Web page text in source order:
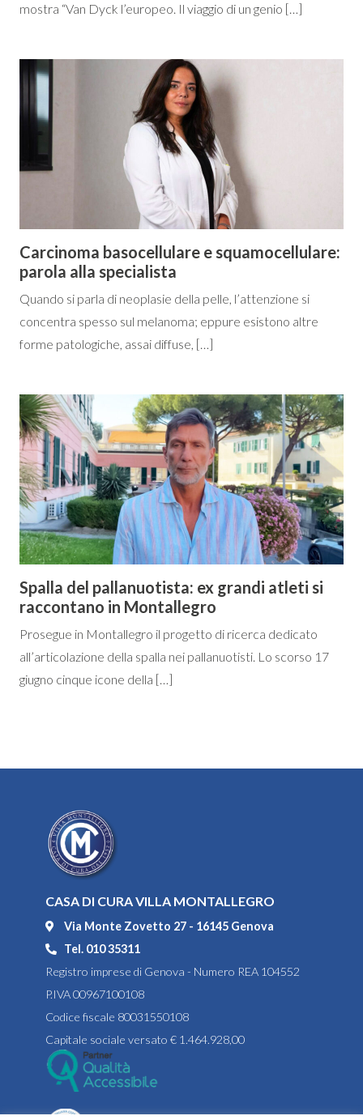
mostra “Van Dyck l’europeo. Il viaggio di un genio […]
Carcinoma basocellulare e squamocellulare:
parola alla specialista
Quando si parla di neoplasie della pelle, l’attenzione si
concentra spesso sul melanoma; eppure esistono altre
forme patologiche, assai diffuse, […]
Spalla del pallanuotista: ex grandi atleti si
raccontano in Montallegro
Prosegue in Montallegro il progetto di ricerca dedicato
all’articolazione della spalla nei pallanuotisti. Lo scorso 17
giugno cinque icone della […]
CASA DI CURA VILLA MONTALLEGRO
Via Monte Zovetto 27 - 16145 Genova
Tel. 010 35311
Registro imprese di Genova - Numero REA 104552
P.IVA 00967100108
Codice fiscale 80031550108
Capitale sociale versato € 1.464.928,00